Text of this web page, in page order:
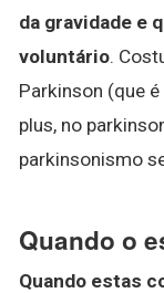
da gravidade e
voluntário.
Parkinson (que
plus, no
parkinsonismo
Quando o
Quando estas